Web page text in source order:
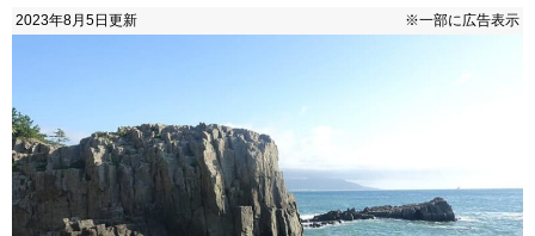
2023年8月5日 更新 ※一部に広告表示